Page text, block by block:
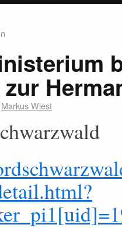
Markus Wiest